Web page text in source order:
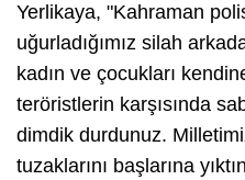
Yerlikaya, "Kahraman
uğurladığımız silah
kadın ve çocukları
teröristlerin karşısında
dimdik durdunuz.
tuzaklarını başlarına